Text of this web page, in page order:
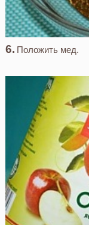
Положить мед.